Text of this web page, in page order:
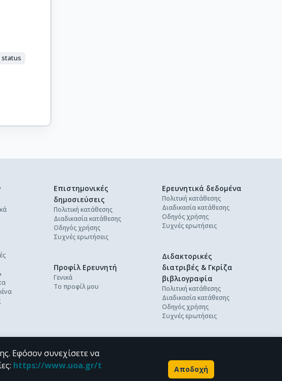
Επιστημονικές
δημοσιεύσεις
Πολιτική κατάθεσης
Διαδικασία κατάθεσης
Οδηγός χρήσης
Συχνές ερωτήσεις
Ερευνητικά δεδομένα
Πολιτική κατάθεσης
Διαδικασία κατάθεσης
Οδηγός χρήσης
Συχνές ερωτήσεις
Διδακτορικές
διατριβές & Γκρίζα
βιβλιογραφία
Πολιτική κατάθεσης
Διαδικασία κατάθεσης
Οδηγός χρήσης
Συχνές ερωτήσεις
Προφίλ Ερευνητή
Γενικά
Το προφίλ μου
Εφόσον συνεχίσετε να
: https://www.uoa.gr/t
Αποδοχή